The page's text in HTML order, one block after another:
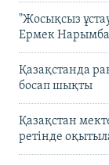
"Жосықсыз
Ермек
Қазақстанда
босап шықты
Қазақстан
ретінде